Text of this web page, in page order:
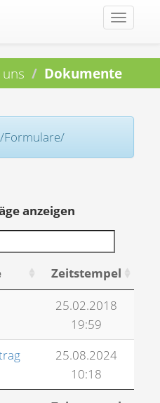
Toggle
Dokumente
Formulare/
anzeigen
Zeitstempel
25.02.2018
19:59
25.08.2024
10:18